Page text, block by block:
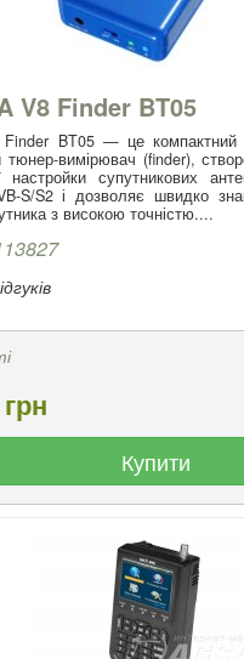
V8 Finder BT05
Finder BT05 — це компактний
тюнер-вимірювач (finder),
настройки супутникових
S/S2 і дозволяє швидко
з високою точністю....
грн
Купити